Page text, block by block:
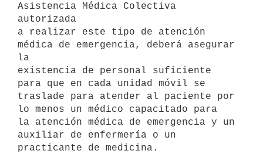
Asistencia Médica Colectiva
autorizada
a realizar este tipo de atención
médica de emergencia, deberá asegurar
la
existencia de personal suficiente
para que en cada unidad móvil se
traslade para atender al paciente por
lo menos un médico capacitado para
la atención médica de emergencia y un
auxiliar de enfermería o un
practicante de medicina.